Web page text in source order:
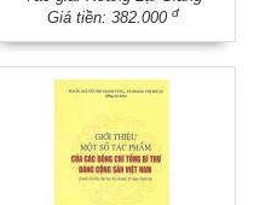
Giá tiền: 382.000 đ